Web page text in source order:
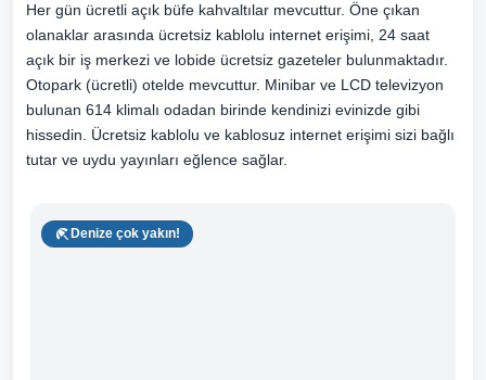
Her gün ücretli açık büfe kahvaltılar mevcuttur. Öne çıkan
olanaklar arasında ücretsiz kablolu internet erişimi, 24 saat
açık bir iş merkezi ve lobide ücretsiz gazeteler bulunmaktadır.
Otopark (ücretli) otelde mevcuttur. Minibar ve LCD televizyon
bulunan 614 klimalı odadan birinde kendinizi evinizde gibi
hissedin. Ücretsiz kablolu ve kablosuz internet erişimi sizi bağlı
tutar ve uydu yayınları eğlence sağlar.
Denize çok yakın!